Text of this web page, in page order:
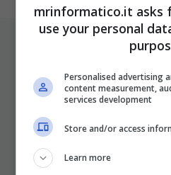
ULTIMI ARTICOLI
mrinformatico.it asks
use your personal
Personalised advertising
content measurement,
services development
Store and/or access
Learn more